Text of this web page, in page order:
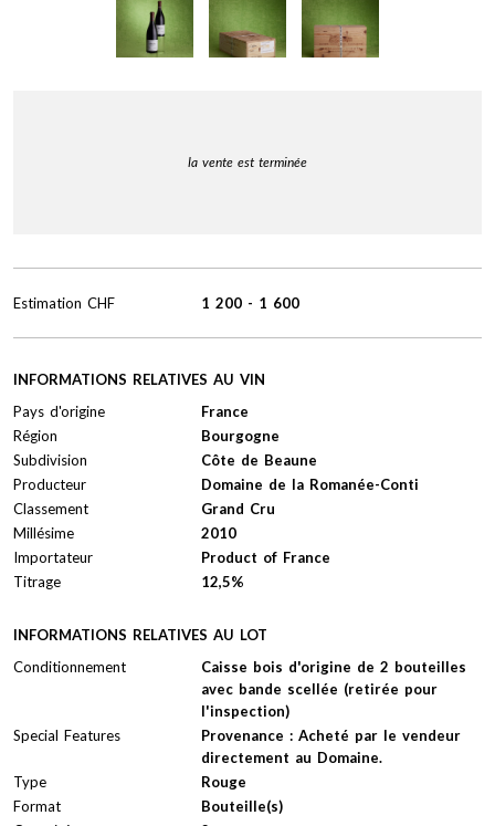
la vente est terminée
INFORMATIONS RELATIVES AU VIN
Pays d'origine
France
Région
Bourgogne
Subdivision
Côte de Beaune
Producteur
Domaine de la Romanée-Conti
Classement
Grand Cru
Millésime
2010
Importateur
Product of France
Titrage
12,5%
INFORMATIONS RELATIVES AU LOT
Conditionnement
Caisse bois d'origine de 2 bouteilles
avec bande scellée (retirée pour
l'inspection)
Special Features
Provenance : Acheté par le vendeur
directement au Domaine.
Type
Rouge
Format
Bouteille(s)
Estimation CHF 1 200 - 1 600